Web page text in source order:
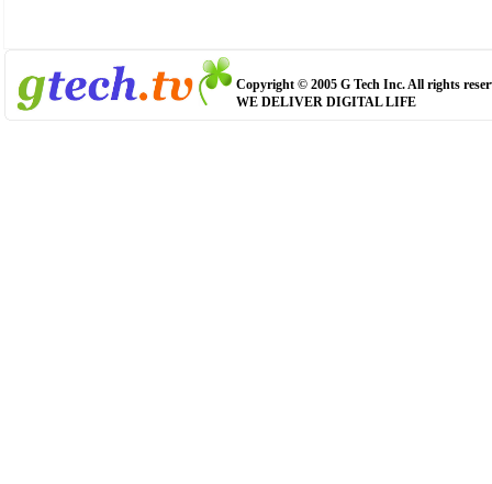
Copyright © 2005 G Tech Inc. All rights
WE DELIVER DIGITAL LIFE